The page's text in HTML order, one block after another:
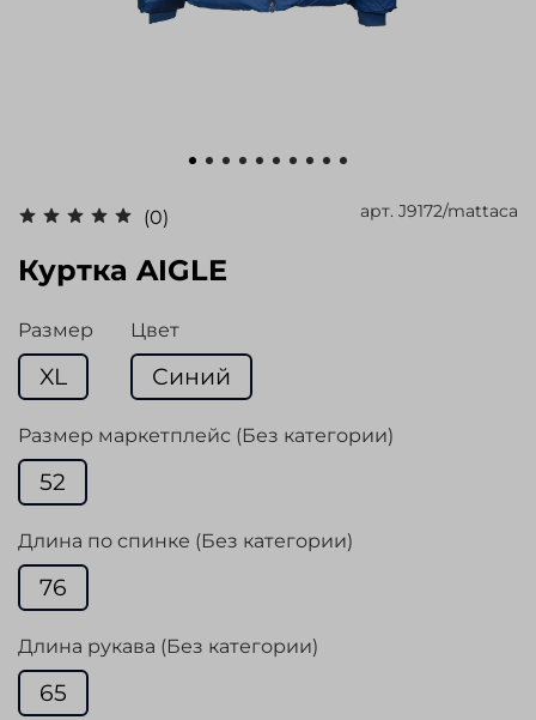
(0) арт. J9172/mattaca
Куртка AIGLE
Размер
XL
Цвет
Синий
Размер маркетплейс (Без категории)
52
Длина по спинке (Без категории)
76
Длина рукава (Без категории)
65